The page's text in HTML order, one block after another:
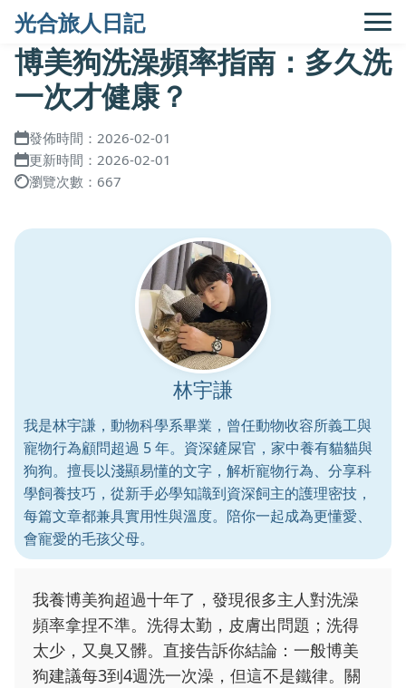
光合旅人日記
博美狗洗澡頻率指南：多久洗
一次才健康？
發佈時間：2026-02-01
更新時間：2026-02-01
瀏覽次數：667
林宇謙
我是林宇謙，動物科學系畢業，曾任動物收容所義工與
寵物行為顧問超過 5 年。資深鏟屎官，家中養有貓貓與
狗狗。擅長以淺顯易懂的文字，解析寵物行為、分享科
學飼養技巧，從新手必學知識到資深飼主的護理密技，
每篇文章都兼具實用性與溫度。陪你一起成為更懂愛、
會寵愛的毛孩父母。
我養博美狗超過十年了，發現很多主人對洗澡
頻率拿捏不準。洗得太勤，皮膚出問題；洗得
太少，又臭又髒。直接告訴你結論：一般博美
狗建議每3到4週洗一次澡，但這不是鐵律。關